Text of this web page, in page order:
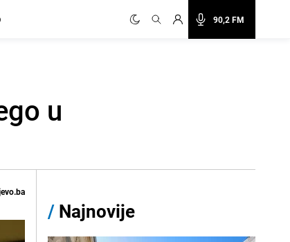
90,2 FM
u
/ Najnovije